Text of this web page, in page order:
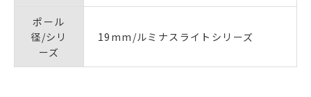
ポール
径/シリ
ーズ
19mm/ルミナスライトシリーズ